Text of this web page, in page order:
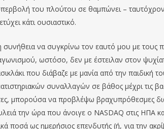
του πλούτου σε θαμπώνει –
κάτι ουσιαστικό.
συνήθεια να συγκρίνω τον εαυτό μου με τους
ωστόσο, δεν με έστειλαν στον
που διάβαζε με μανία από την παιδική
συναλλαγών σε βάθος μέχρι τις
μπορούσα να προβλέψω βραχυπρόθεσμες
την ώρα που άνοιγε ο NASDAQ στις ΗΠΑ
ποσά ως ημερήσιος επενδυτής (ή, για την